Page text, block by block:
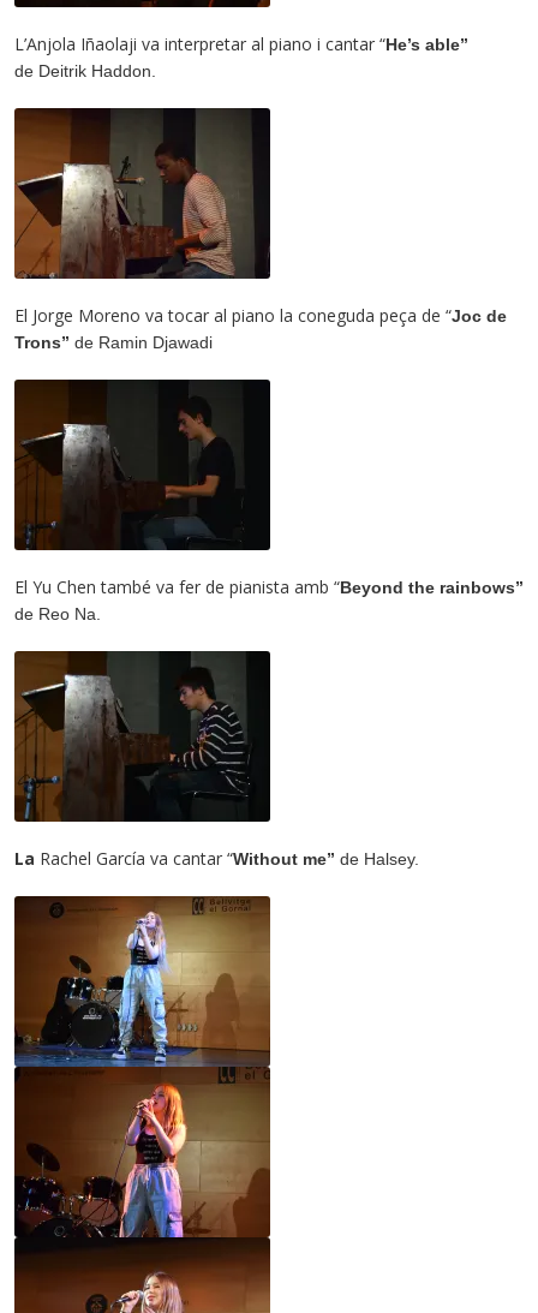
L’Anjola Iñaolaji va interpretar al piano i cantar “He’s able”
de Deitrik Haddon.
El Jorge Moreno va tocar al piano la coneguda peça de “Joc de
Trons” de Ramin Djawadi
El Yu Chen també va fer de pianista amb “Beyond the rainbows”
de Reo Na.
La Rachel García va cantar “Without me” de Halsey.